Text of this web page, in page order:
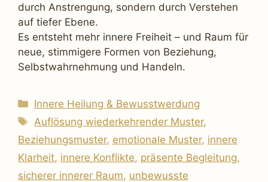
durch Anstrengung, sondern durch Verstehen
auf tiefer Ebene.
Es entsteht mehr innere Freiheit – und Raum für
neue, stimmigere Formen von Beziehung,
Selbstwahrnehmung und Handeln.
Kategorien
Innere Heilung & Bewusstwerdung
Schlagwörter
Auflösung wiederkehrender Muster,
Beziehungsmuster, emotionale Muster, innere
Klarheit, innere Konflikte, präsente Begleitung,
sicherer innerer Raum, unbewusste